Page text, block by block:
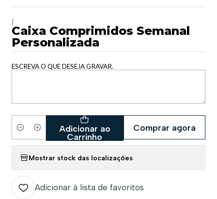
Caixa Comprimidos Semanal
Personalizada
ESCREVA O QUE DESEJA GRAVAR.
Quantidade
Adicionar ao
Carrinho
Comprar agora
Mostrar stock das localizações
Adicionar à lista de favoritos